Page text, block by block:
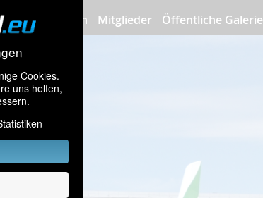
Cookies.
uns helfen,
hochladen Mitglieder Öffentliche Galerie